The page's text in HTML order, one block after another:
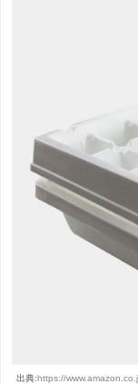
出典:https://